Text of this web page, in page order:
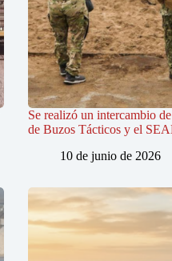
Se realizó un intercambio
de Buzos Tácticos y el
10 de junio de 2026